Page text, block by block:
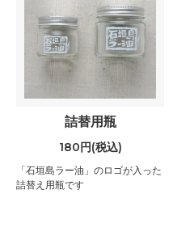
詰替用瓶
180円(税込)
「石垣島ラー油」のロゴが入った
詰替え用瓶です